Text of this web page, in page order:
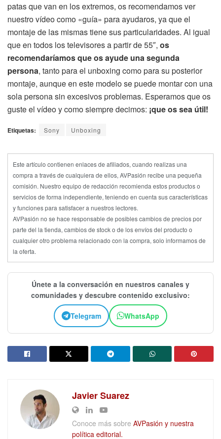
patas que van en los extremos, os recomendamos ver
nuestro vídeo como «guía» para ayudaros, ya que el
montaje de las mismas tiene sus particularidades. Al igual
que en todos los televisores a partir de 55″, os
recomendaríamos que os ayude una segunda
persona, tanto para el unboxing como para su posterior
montaje, aunque en este modelo se puede montar con una
sola persona sin excesivos problemas. Esperamos que os
guste el vídeo y como siempre decimos: ¡que os sea útil!
Etiquetas: Sony Unboxing
Este artículo contienen enlaces de afiliados, cuando realizas una
compra a través de cualquiera de ellos, AVPasión recibe una pequeña
comisión. Nuestro equipo de redacción recomienda estos productos o
servicios de forma independiente, teniendo en cuenta sus características
y funciones para satisfacer a nuestros lectores.
AVPasión no se hace responsable de posibles cambios de precios por
parte del la tienda, cambios de stock o de los envíos del producto o
cualquier otro problema relacionado con la compra, solo informamos de
la oferta.
Únete a la conversación en nuestros canales y
comunidades y descubre contenido exclusivo:
Telegram WhatsApp
Javier Suarez
Conoce más sobre AVPasión y nuestra
política editorial.